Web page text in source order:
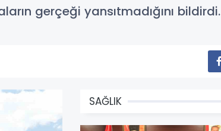
gerçeği yansıtmadığını bildirdi.
SAĞLIK